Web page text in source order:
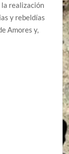
la realización
y rebeldías
Amores y,